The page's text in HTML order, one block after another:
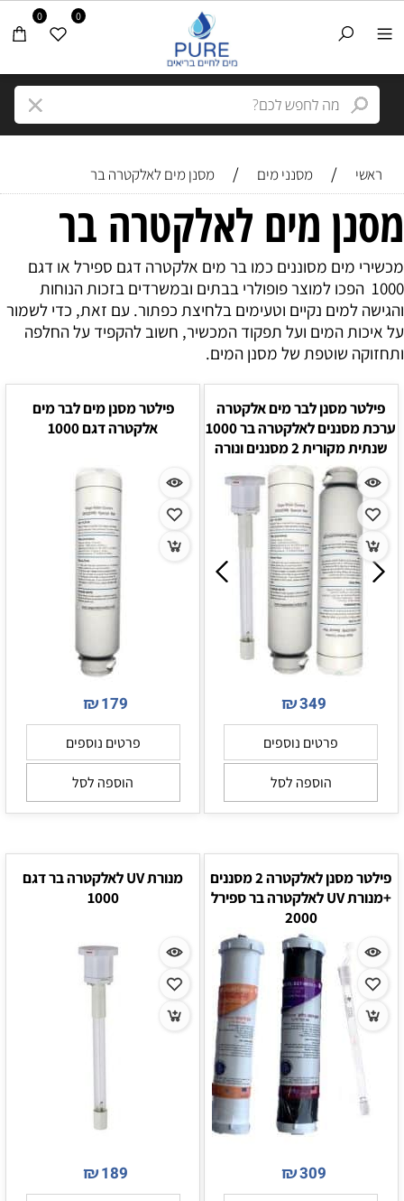
0 0
ראשי / מסנני מים / מסנן מים לאלקטרה בר
מסנן מים לאלקטרה בר
מכשירי מים מסוננים כמו בר מים אלקטרה דגם ספירל או דגם
1000 הפכו למוצר פופולרי בבתים ובמשרדים בזכות הנוחות
והגישה למים נקיים וטעימים בלחיצת כפתור. עם זאת, כדי לשמור
על איכות המים ועל תפקוד המכשיר, חשוב להקפיד על החלפה
ותחזוקה שוטפת של מסנן המים.
פילטר מסנן לבר מים אלקטרה
ערכת מסננים לאלקטרה בר 1000
שנתית מקורית 2 מסננים ונורה
₪349
פרטים נוספים
הוספה לסל
פילטר מסנן מים לבר מים
אלקטרה דגם 1000
₪179
פרטים נוספים
הוספה לסל
פילטר מסנן לאלקטרה 2 מסננים
+מנורת UV לאלקטרה בר ספירל
2000
₪309
מנורת UV לאלקטרה בר דגם
1000
₪189